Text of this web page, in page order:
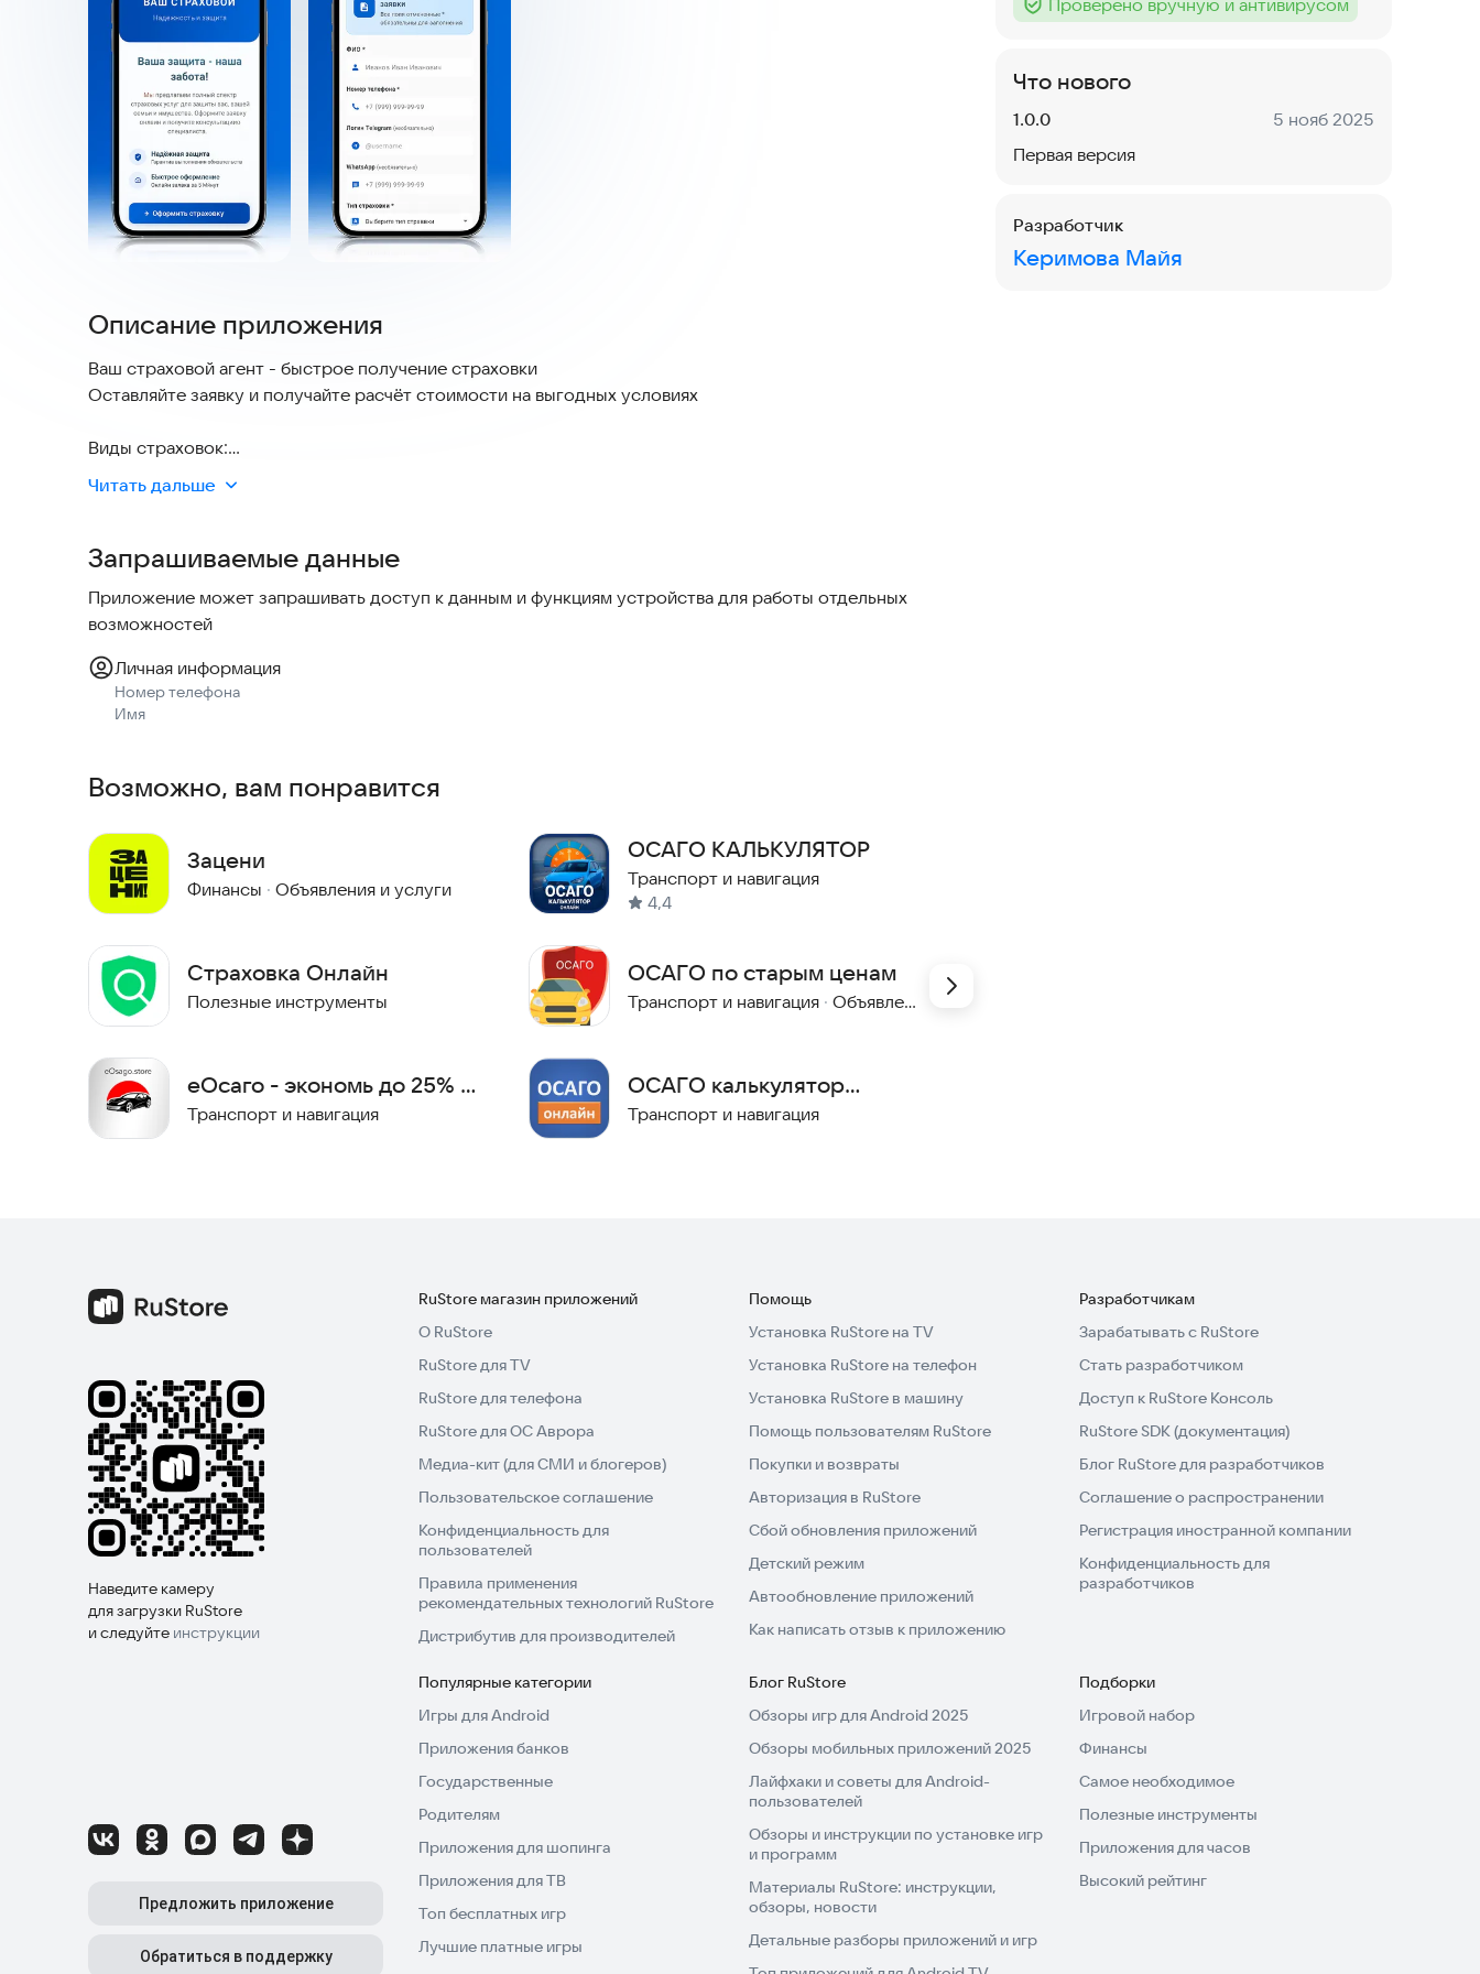
Описание приложения
Ваш страховой агент - быстрое получение страховки
Оставляйте заявку и получайте расчёт стоимости на выгодных условиях
Виды страховок:
- Каско
- Осаго
- Жизнь
Читать дальше
Запрашиваемые данные
Приложение может запрашивать доступ к данным и функциям устройства для работы отдельных
возможностей
Личная информация
Номер телефона
Имя
Возможно, вам понравится
Зацени
Финансы · Объявления и услуги
Страховка Онлайн
Полезные инструменты
еОсаго - экономь до 25% с
нашим приложением!
Транспорт и навигация
ОСАГО КАЛЬКУЛЯТОР
Транспорт и навигация
4,4
ОСАГО по старым ценам
Транспорт и навигация · Объявления и услуги
ОСАГО калькулятор
онлайн
Транспорт и навигация
Тег :
Проверено вручную и антивирусом
Что нового
Версия:
1.0.0 Дата:
5 нояб 2025
Первая версия
Разработчик
Керимова Майя
Наведите камеру
для загрузки RuStore
и следуйте инструкции
Предложить приложение
Обратиться в поддержку
RuStore магазин приложений
О RuStore
RuStore для TV
RuStore для телефона
RuStore для ОС Аврора
Медиа-кит (для СМИ и блогеров)
Пользовательское соглашение
Конфиденциальность для
пользователей
Правила применения
рекомендательных технологий RuStore
Дистрибутив для производителей
Помощь
Установка RuStore на TV
Установка RuStore на телефон
Установка RuStore в машину
Помощь пользователям RuStore
Покупки и возвраты
Авторизация в RuStore
Сбой обновления приложений
Детский режим
Автообновление приложений
Как написать отзыв к приложению
Разработчикам
Зарабатывать с RuStore
Стать разработчиком
Доступ к RuStore Консоль
RuStore SDK (документация)
Блог RuStore для разработчиков
Соглашение о распространении
Регистрация иностранной компании
Конфиденциальность для
разработчиков
Популярные категории
Игры для Android
Приложения банков
Государственные
Родителям
Приложения для шопинга
Приложения для ТВ
Топ бесплатных игр
Лучшие платные игры
Блог RuStore
Обзоры игр для Android 2025
Обзоры мобильных приложений 2025
Лайфхаки и советы для Android-
пользователей
Обзоры и инструкции по установке игр
и программ
Материалы RuStore: инструкции,
обзоры, новости
Детальные разборы приложений и игр
Подборки
Игровой набор
Финансы
Самое необходимое
Полезные инструменты
Приложения для часов
Высокий рейтинг